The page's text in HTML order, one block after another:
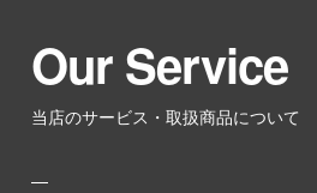
Our Service
当店のサービス・取扱商品について